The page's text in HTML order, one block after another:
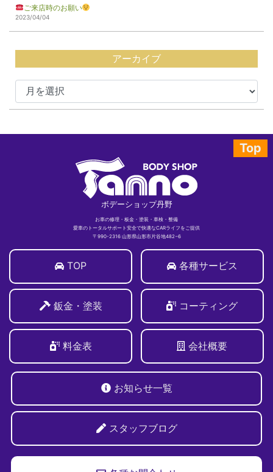
ご来店時のお願い
2023/04/04
アーカイブ
Top
ボデーショップ丹野
お車の修理・板金・塗装・車検・整備
愛車のトータルサポート安全で快適なCARライフをご提供
〒990-2316 山形県山形市片谷地482−6
TOP 各種サービス
鈑金・塗装 コーティング
料金表 会社概要
お知らせ一覧
スタッフブログ